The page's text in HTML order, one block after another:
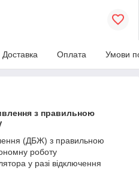
Доставка Оплата Умови
з правильною
(ДБЖ) з правильною
роботу
у разі відключення